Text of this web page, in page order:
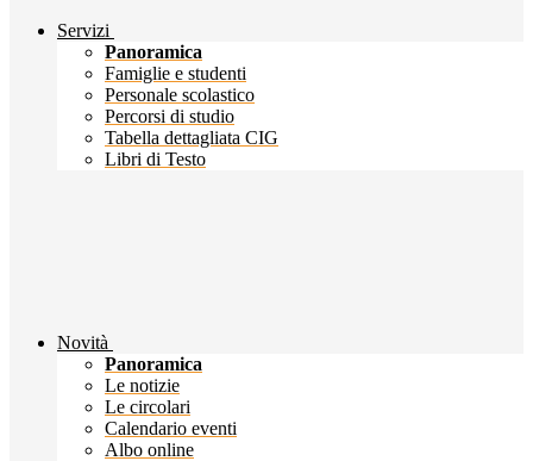
Servizi
Panoramica
Famiglie e studenti
Personale scolastico
Percorsi di studio
Tabella dettagliata CIG
Libri di Testo
Novità
Panoramica
Le notizie
Le circolari
Calendario eventi
Albo online